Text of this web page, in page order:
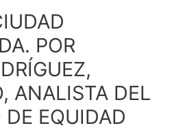
POR
ANALISTA DEL
DE EQUIDAD